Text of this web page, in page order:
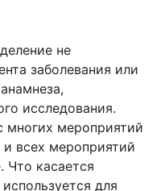
не
заболевания или
исследования.
многих мероприятий
всех мероприятий
Что касается
для